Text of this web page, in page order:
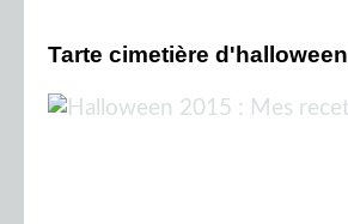
Tarte cimetière d'halloween